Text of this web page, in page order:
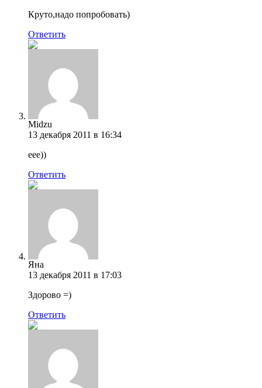
Круто,надо попробовать)
Ответить
Midzu
13 декабря 2011 в 16:34
еее))
Ответить
Яна
13 декабря 2011 в 17:03
Здорово =)
Ответить